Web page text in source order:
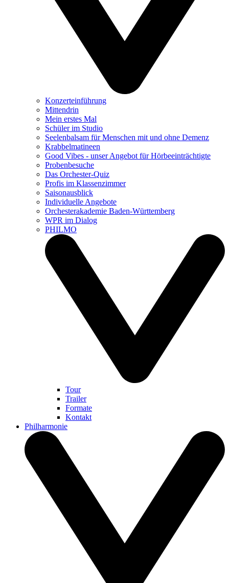
Konzerteinführung
Mittendrin
Mein erstes Mal
Schüler im Studio
Seelenbalsam für Menschen mit und ohne Demenz
Krabbelmatineen
Good Vibes - unser Angebot für Hörbeeinträchtigte
Probenbesuche
Das Orchester-Quiz
Profis im Klassenzimmer
Saisonausblick
Individuelle Angebote
Orchesterakademie Baden-Württemberg
WPR im Dialog
PHILMO
Tour
Trailer
Formate
Kontakt
Philharmonie